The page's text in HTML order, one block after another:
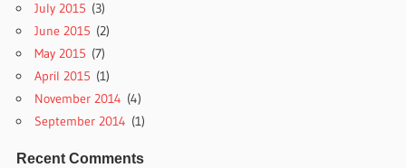
July 2015 (3)
June 2015 (2)
May 2015 (7)
April 2015 (1)
November 2014 (4)
September 2014 (1)
Recent Comments